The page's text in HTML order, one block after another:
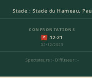
Stade : Stade du Hameau, Pau
CONFRONTATIONS
D 12-21
02/12/2023
Spectateurs : - Diffuseur : -